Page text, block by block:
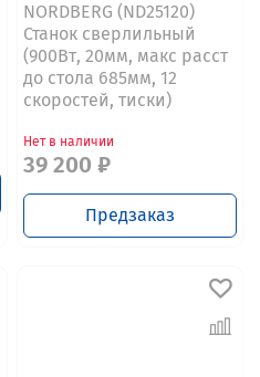
NORDBERG (ND25120)
Станок сверлильный
(900Вт, 20мм, макс расст
до стола 685мм, 12
скоростей, тиски)
Нет в наличии
39 200 ₽
Предзаказ